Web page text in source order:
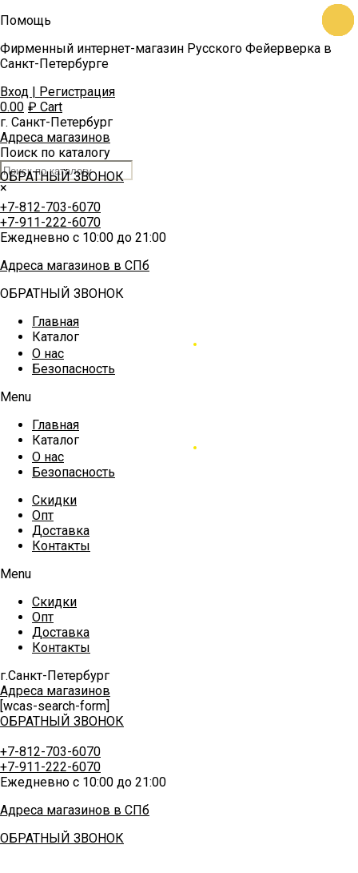
Помощь
Фирменный интернет-магазин Русского Фейерверка в
Санкт-Петербурге
Вход | Регистрация
0.00 ₽ Cart
г. Санкт-Петербург
Адреса магазинов
Поиск по каталогу
×
ОБРАТНЫЙ ЗВОНОК
+7-812-703-6070
+7-911-222-6070
Ежедневно с 10:00 до 21:00
Адреса магазинов в СПб
ОБРАТНЫЙ ЗВОНОК
Главная
Каталог
О нас
Безопасность
Menu
Главная
Каталог
О нас
Безопасность
Скидки
Опт
Доставка
Контакты
Menu
Скидки
Опт
Доставка
Контакты
г.Санкт-Петербург
Адреса магазинов
[wcas-search-form]
ОБРАТНЫЙ ЗВОНОК
+7-812-703-6070
+7-911-222-6070
Ежедневно с 10:00 до 21:00
Адреса магазинов в СПб
ОБРАТНЫЙ ЗВОНОК
bh4Y
bh4Y
rC2A
rC2A